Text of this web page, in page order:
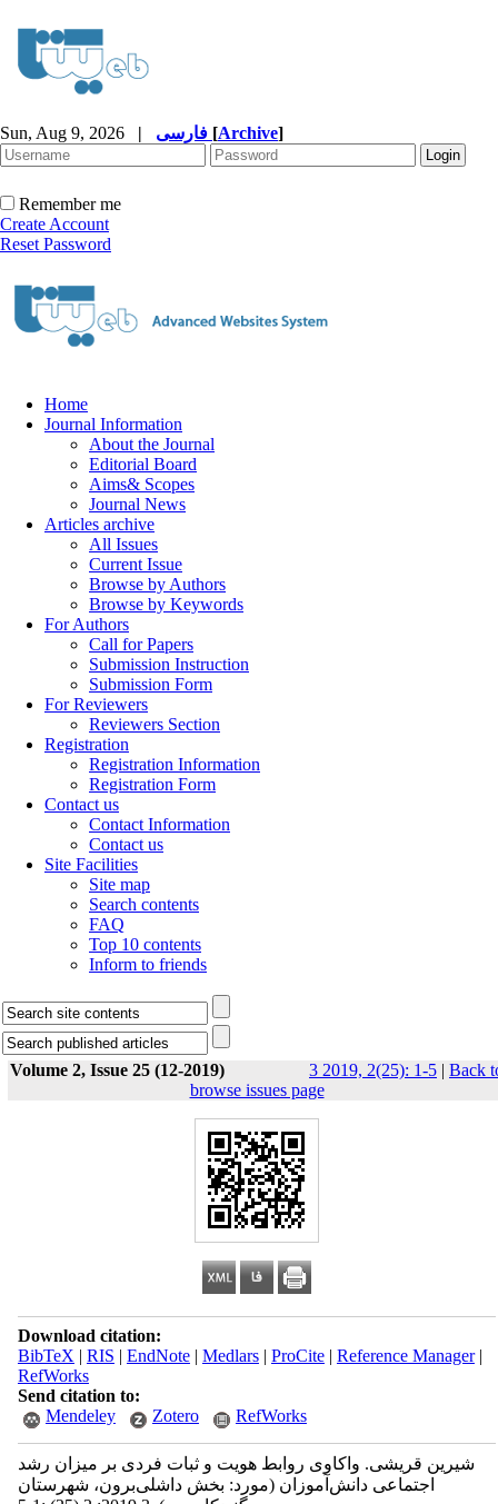
Sun, Aug 9, 2026 | [Archive]
Remember me
Create Account
Reset Password
Home
Journal Information
About the Journal
Editorial Board
Aims& Scopes
Journal News
Articles archive
All Issues
Current Issue
Browse by Authors
Browse by Keywords
For Authors
Call for Papers
Submission Instruction
Submission Form
For Reviewers
Reviewers Section
Registration
Registration Information
Registration Form
Contact us
Contact Information
Contact us
Site Facilities
Site map
Search contents
FAQ
Top 10 contents
Inform to friends
Volume 2, Issue 25 (12-2019) 3 2019, 2(25): 1-5 | Back
browse issues page
Download citation:
BibTeX | RIS | EndNote| Medlars| ProCite| Reference Manager|
RefWorks
Send citation to:
Mendeley
Zotero RefWorks
شیرین قریشی. واکاوی روابط هویت و ثبات فردی بر میزان رشد
اجتماعی دانش‌آموزان (مورد: بخش داشلی‌برون، شهرستان